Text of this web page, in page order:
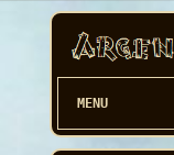
MENU